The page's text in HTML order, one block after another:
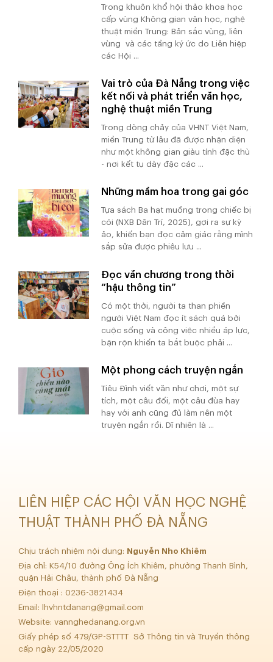
Trong khuôn khổ hội thảo khoa học
cấp vùng Không gian văn học, nghệ
thuật miền Trung: Bản sắc vùng, liên
vùng và các tầng ký ức do Liên hiệp
các Hội ...
Vai trò của Đà Nẵng trong việc
kết nối và phát triển văn học,
nghệ thuật miền Trung
Trong dòng chảy của VHNT Việt Nam,
miền Trung từ lâu đã được nhận diện
như một không gian giàu tính đặc thù
- nơi kết tụ dày đặc các ...
Những mầm hoa trong gai góc
Tựa sách Ba hạt muồng trong chiếc bị
cói (NXB Dân Trí, 2025), gợi ra sự kỳ
ảo, khiến bạn đọc cảm giác rằng mình
sắp sửa được phiêu lưu ...
Đọc văn chương trong thời
“hậu thông tin”
Có một thời, người ta than phiền
người Việt Nam đọc ít sách quá bởi
cuộc sống và công việc nhiều áp lực,
bận rộn khiến ta bắt buộc phải ...
Một phong cách truyện ngắn
Tiêu Đình viết văn như chơi, một sự
tích, một câu đối, một câu đùa hay
hay với anh cũng đủ làm nên một
truyện ngắn rồi. Dĩ nhiên là ...
LIÊN HIỆP CÁC HỘI VĂN HỌC NGHỆ
THUẬT THÀNH PHỐ ĐÀ NẴNG
Chịu trách nhiệm nội dung: Nguyễn Nho Khiêm
Địa chỉ: K54/10 đường Ông Ích Khiêm, phường Thanh Bình,
quận Hải Châu, thành phố Đà Nẵng
Điện thoại : 0236-3821434
Email:
lhvhntdanang@gmail.com
Website: vannghedanang.org.vn
Giấy phép số 479/GP-STTTT Sở Thông tin và Truyền thông
cấp ngày 22/05/2020